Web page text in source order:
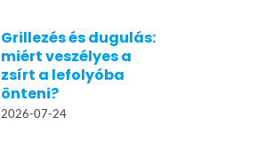
Grillezés és dugulás:
miért veszélyes a
zsírt a lefolyóba
önteni?
2026-07-24